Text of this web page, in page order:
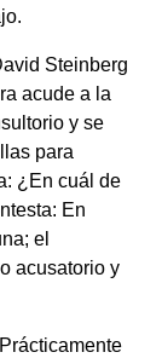
Steinberg
acude a la
y se
para
¿En cuál de
En
el
acusatorio y